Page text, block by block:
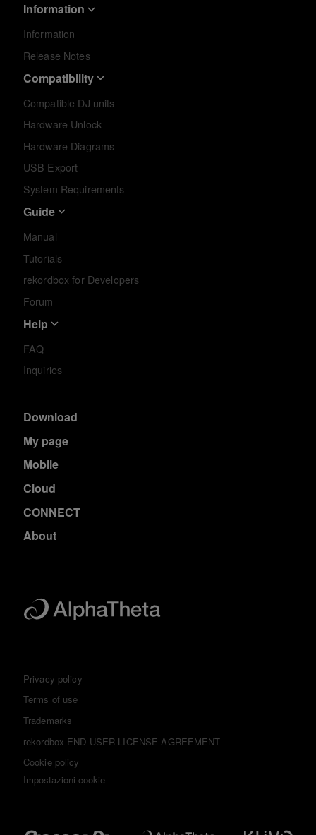
Information
Information
Release Notes
Compatibility
Compatible DJ units
Hardware Unlock
Hardware Diagrams
USB Export
System Requirements
Guide
Manual
Tutorials
rekordbox for Developers
Forum
Help
FAQ
Inquiries
Download
My page
Mobile
Cloud
CONNECT
About
Privacy policy
Terms of use
Trademarks
rekordbox END USER LICENSE AGREEMENT
Cookie policy
Impostazioni cookie